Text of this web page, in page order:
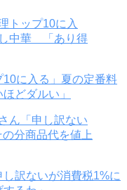
に入る」夏の定番料
どダルい」
し訳ないが消費税1%に